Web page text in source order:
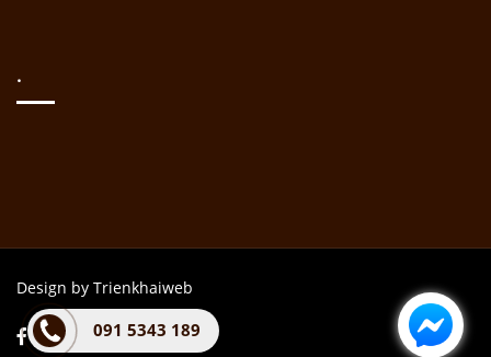
.
Design by Trienkhaiweb
091 5343 189